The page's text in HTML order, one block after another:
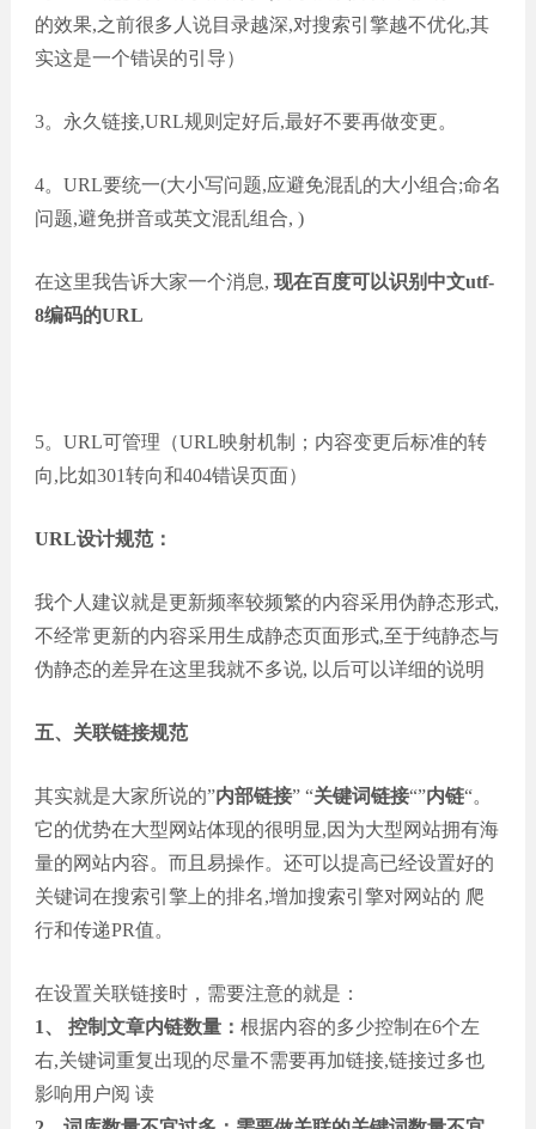
的效果,之前很多人说目录越深,对搜索引擎越不优化,其
实这是一个错误的引导）
3。永久链接,URL规则定好后,最好不要再做变更。
4。URL要统一(大小写问题,应避免混乱的大小组合;命名
问题,避免拼音或英文混乱组合, )
在这里我告诉大家一个消息, 现在百度可以识别中文utf-
8编码的URL
5。URL可管理（URL映射机制；内容变更后标准的转
向,比如301转向和404错误页面）
URL设计规范：
我个人建议就是更新频率较频繁的内容采用伪静态形式,
不经常更新的内容采用生成静态页面形式,至于纯静态与
伪静态的差异在这里我就不多说, 以后可以详细的说明
五、关联链接规范
其实就是大家所说的”内部链接” “关键词链接“”内链“。
它的优势在大型网站体现的很明显,因为大型网站拥有海
量的网站内容。而且易操作。还可以提高已经设置好的
关键词在搜索引擎上的排名,增加搜索引擎对网站的 爬
行和传递PR值。
在设置关联链接时，需要注意的就是：
1、 控制文章内链数量： 根据内容的多少控制在6个左
右,关键词重复出现的尽量不需要再加链接,链接过多也
影响用户阅 读